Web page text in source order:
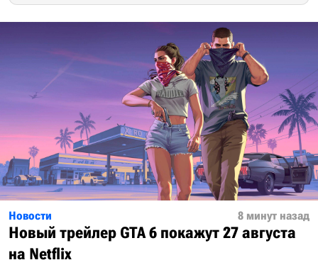
Новости 8 минут назад
Новый трейлер GTA 6 покажут 27 августа
на Netflix